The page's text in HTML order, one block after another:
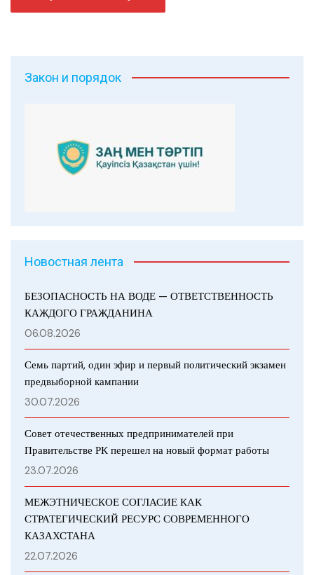
Закон и порядок
Новостная лента
БЕЗОПАСНОСТЬ НА ВОДЕ — ОТВЕТСТВЕННОСТЬ
КАЖДОГО ГРАЖДАНИНА
06.08.2026
Семь партий, один эфир и первый политический экзамен
предвыборной кампании
30.07.2026
Совет отечественных предпринимателей при
Правительстве РК перешел на новый формат работы
23.07.2026
МЕЖЭТНИЧЕСКОЕ СОГЛАСИЕ КАК
СТРАТЕГИЧЕСКИЙ РЕСУРС СОВРЕМЕННОГО
КАЗАХСТАНА
22.07.2026